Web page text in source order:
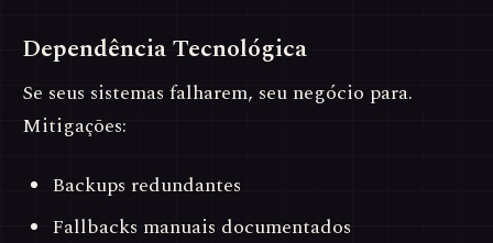
Dependência Tecnológica
Se seus sistemas falharem, seu negócio para.
Mitigações:
Backups redundantes
Fallbacks manuais documentados